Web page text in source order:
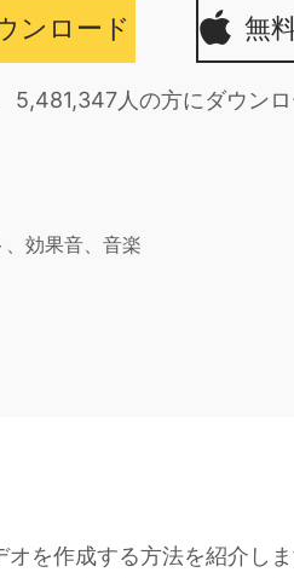
ンロード 無
5,481,347人の方にダウンロ
効果音、音楽
を作成する方法を紹介し